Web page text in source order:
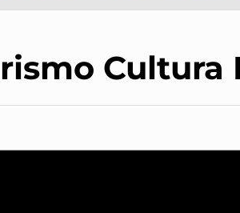
Cultura